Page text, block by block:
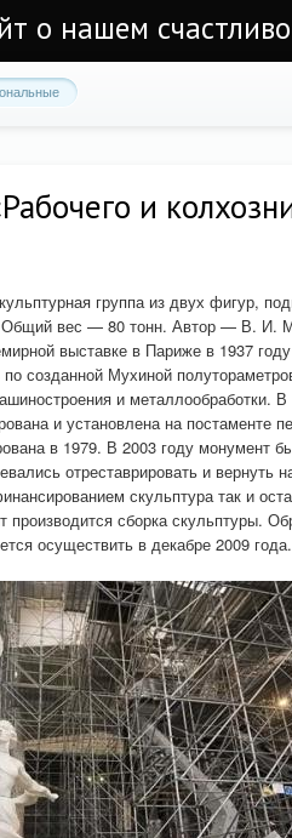
о нашем
и
группа из двух фигур,
Общий вес — 80 тонн. Автор — В. И.
выставке в Париже в 1937
созданной Мухиной
и металлообработки. В
и установлена на постаменте
в 1979. В 2003 году монумент
отреставрировать и вернуть
скульптура так и
сборка скульптуры.
осуществить в декабре 2009 года.